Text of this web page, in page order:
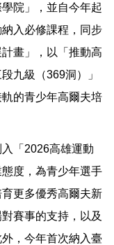
院」，並自今年起
入必修課程，同步
畫」，以「推動高
九級（369洞）」
的青少年高爾夫培
「2026高雄運動
度，為青少年選手
更多優秀高爾夫新
賽事的支持，以及
，今年首次納入臺